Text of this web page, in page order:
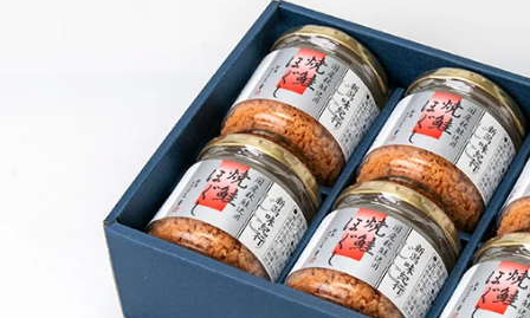
指していきます。新潟は山の幸・野
もが美味しい所だと思います。沢山
る新潟で、『新潟と言えば三幸の○○
幸の商品を食べたお客様に美味しい
に、日々努力して参ります」と語る。